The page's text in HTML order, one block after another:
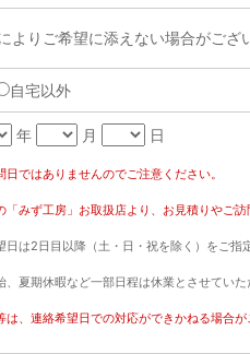
りご希望に添えない場合がござ
自宅以外
年 月 日
日ではありませんのでご注意ください。
「みず工房」お取扱店より、お見積りやご訪
日は2日目以降（土・日・祝を除く）をご指
、夏期休暇など一部日程は休業とさせていた
は、連絡希望日での対応ができかねる場合が